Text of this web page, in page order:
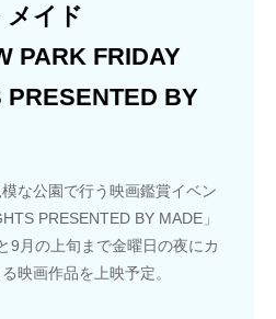
メイド
PARK FRIDAY
PRESENTED BY
な公園で行う映画鑑賞イベン
PRESENTED BY MADE」
9月の上旬まで金曜日の夜にカ
映画作品を上映予定。